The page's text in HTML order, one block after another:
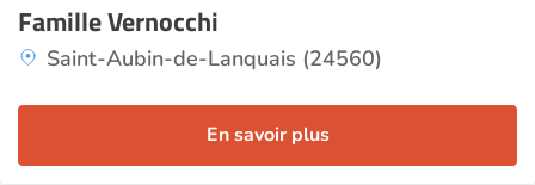
Famille Vernocchi
Saint-Aubin-de-Lanquais (24560)
En savoir plus